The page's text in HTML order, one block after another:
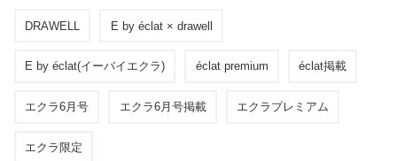
DRAWELL E by éclat × drawell
E by éclat(イーバイエクラ) éclat premium éclat掲載
エクラ6月号 エクラ6月号掲載 エクラプレミアム
エクラ限定